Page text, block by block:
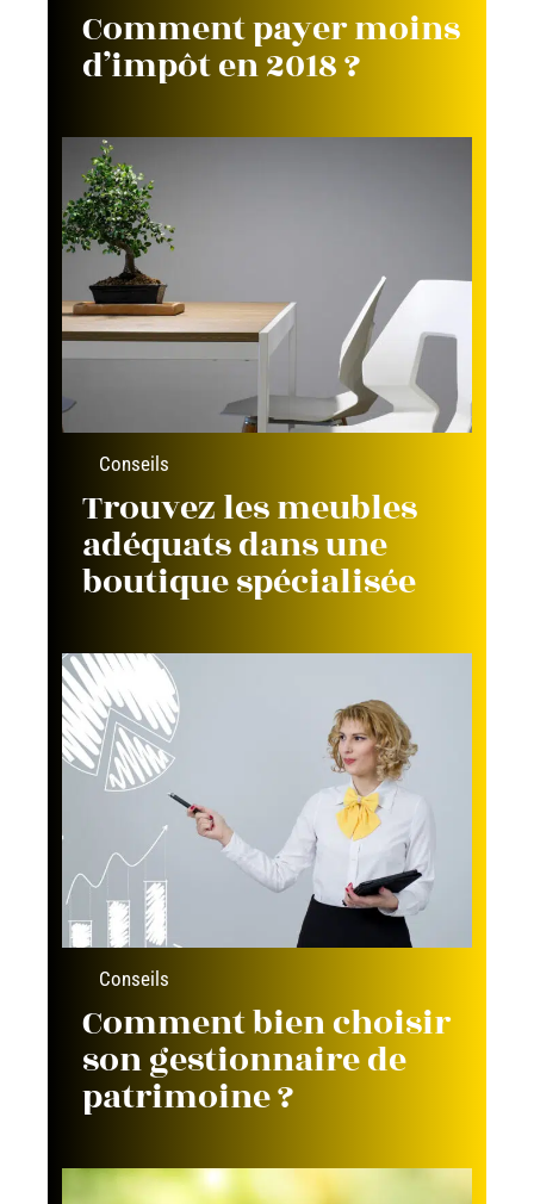
Comment payer moins
d’impôt en 2018 ?
Conseils
Trouvez les meubles
adéquats dans une
boutique spécialisée
Conseils
Comment bien choisir
son gestionnaire de
patrimoine ?